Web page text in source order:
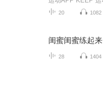
20 1082
闺蜜闺蜜练起来
28 1404